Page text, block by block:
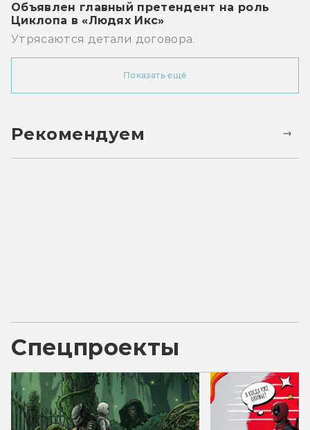
Объявлен главный претендент на роль
Циклопа в «Людях Икс»
Утрясаются детали договора.
Показать ещё
Рекомендуем
Спецпроекты